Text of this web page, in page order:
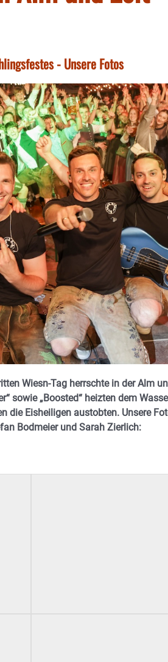
- Unsere Fotos
Wiesn-Tag herrschte in der Alm
sowie „Boosted“ heizten dem
die Eisheiligen austobten. Unsere
Bodmeier und Sarah Zierlich: